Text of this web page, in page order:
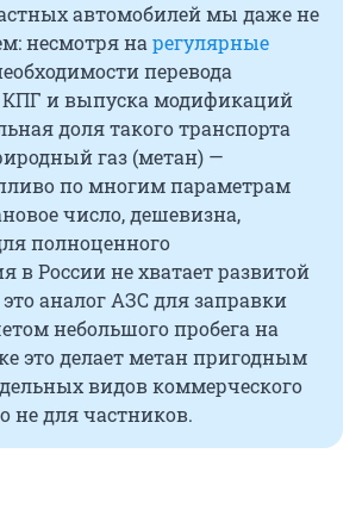
автомобилей мы даже не
несмотря на регулярные
перевода
КПГ и выпуска модификаций
доля такого транспорта
газ (метан) —
по многим параметрам
число, дешевизна,
полноценного
в России не хватает развитой
аналог АЗС для заправки
небольшого пробега на
это делает метан пригодным
видов коммерческого
не для частников.